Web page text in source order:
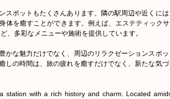
スポットもたくさんあります。隣の駅周辺や近くに
体を癒すことができます。例えば、エステティック
、多彩なメニューや施術を提供しています。
かな魅力だけでなく、周辺のリラクゼーションスポ
しの時間は、旅の疲れを癒すだけでなく、新たな気
station with a rich history and charm. Located